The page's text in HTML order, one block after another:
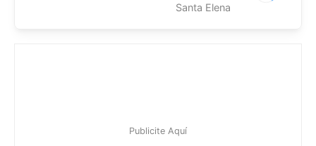
Santa Elena